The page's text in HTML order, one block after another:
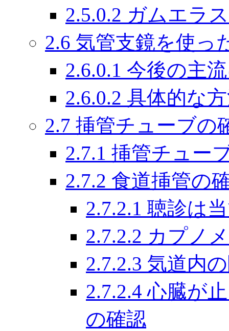
2.5.0.2 ガムエラ
2.6 気管支鏡を使っ
2.6.0.1 今後の主
2.6.0.2 具体的な
2.7 挿管チューブの
2.7.1 挿管チュー
2.7.2 食道挿管の
2.7.2.1 聴診は
2.7.2.2 カプノ
2.7.2.3 気道内
2.7.2.4 心臓が
の確認